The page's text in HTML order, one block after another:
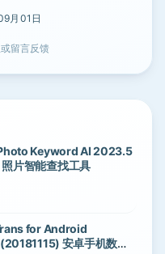
月01日
留言反馈
Keyword AI 2023.5
照片智能查找工具
for Android
安卓手机数据